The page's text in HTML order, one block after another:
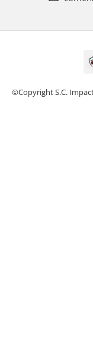
©Copyright S.C.